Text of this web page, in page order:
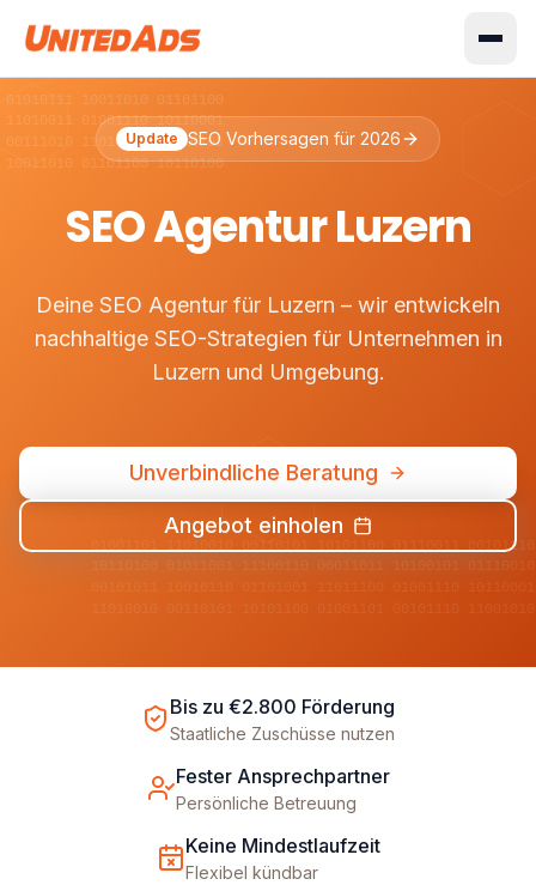
10011010 01101100
01001110 10110001
11010010 00110101
01101100 10110100
01001101 11010010 00110101 10101100 01110011
10110100 01011001 11100110 00011011 10100101
00101011 10010110 01101001 11011100 01001110
Update SEO Vorhersagen für 2026
SEO Agentur Luzern
Deine SEO Agentur für Luzern – wir entwickeln
nachhaltige SEO-Strategien für Unternehmen in
Luzern und Umgebung.
Unverbindliche Beratung
Angebot einholen
Bis zu €2.800 Förderung
Staatliche Zuschüsse nutzen
Fester Ansprechpartner
Persönliche Betreuung
Keine Mindestlaufzeit
Flexibel kündbar